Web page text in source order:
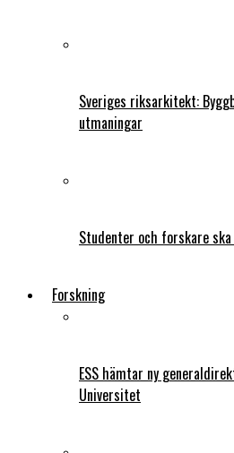
Sveriges riksarkitekt:
utmaningar
Studenter och forskare
Forskning
ESS hämtar ny
Universitet